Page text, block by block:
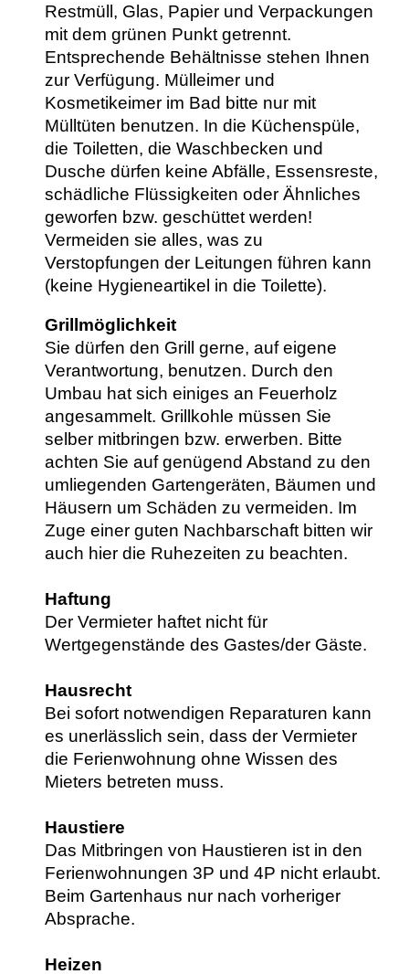
Restmüll, Glas, Papier und Verpackungen
mit dem grünen Punkt getrennt.
Entsprechende Behältnisse stehen Ihnen
zur Verfügung. Mülleimer und
Kosmetikeimer im Bad bitte nur mit
Mülltüten benutzen. In die Küchenspüle,
die Toiletten, die Waschbecken und
Dusche dürfen keine Abfälle, Essensreste,
schädliche Flüssigkeiten oder Ähnliches
geworfen bzw. geschüttet werden!
Vermeiden sie alles, was zu
Verstopfungen der Leitungen führen kann
(keine Hygieneartikel in die Toilette).
Grillmöglichkeit
Sie dürfen den Grill gerne, auf eigene
Verantwortung, benutzen. Durch den
Umbau hat sich einiges an Feuerholz
angesammelt. Grillkohle müssen Sie
selber mitbringen bzw. erwerben. Bitte
achten Sie auf genügend Abstand zu den
umliegenden Gartengeräten, Bäumen und
Häusern um Schäden zu vermeiden. Im
Zuge einer guten Nachbarschaft bitten wir
auch hier die Ruhezeiten zu beachten.
Haftung
Der Vermieter haftet nicht für
Wertgegenstände des Gastes/der Gäste.
Hausrecht
Bei sofort notwendigen Reparaturen kann
es unerlässlich sein, dass der Vermieter
die Ferienwohnung ohne Wissen des
Mieters betreten muss.
Haustiere
Das Mitbringen von Haustieren ist in den
Ferienwohnungen 3P und 4P nicht erlaubt.
Beim Gartenhaus nur nach vorheriger
Absprache.
Heizen